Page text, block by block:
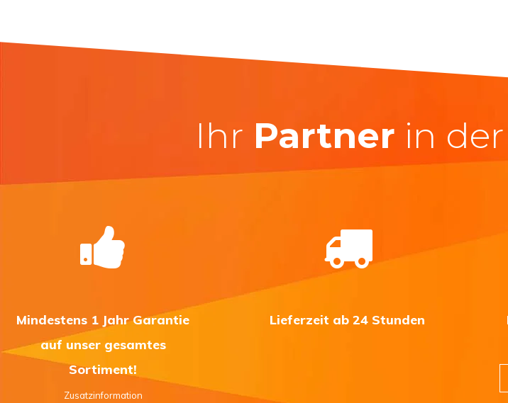
Ihr Partner in der
Mindestens 1 Jahr Garantie
auf unser gesamtes
Sortiment!
Zusatzinformation
Lieferzeit ab 24 Stunden